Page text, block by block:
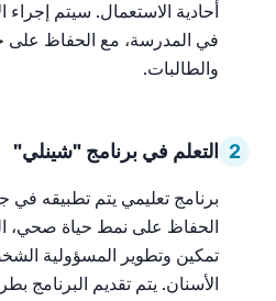
أحادية الاستعمال. سيتم
في المدرسة، مع الحفاظ
والطالبات.
2 التعلم في برنامج "شينلي"
برنامج تعليمي يتم تطبيقه
الحفاظ على نمط حياة صحي،
تمكين وتطوير المسؤولية
الأسنان. يتم تقديم البرنامج